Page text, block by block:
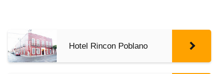
Hotel Rincon Poblano